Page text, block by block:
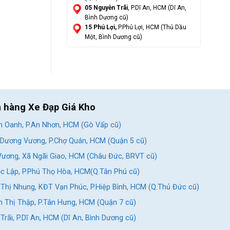
05 Nguyễn Trãi, P.Dĩ An, HCM (Dĩ An,
Bình Dương cũ)
15 Phú Lợi, P.Phú Lợi, HCM (Thủ Dầu
Một, Bình Dương cũ)
Xe Đạp Giá Kho
P.An Nhơn, HCM (Gò Vấp cũ)
Vương, P.Chợ Quán, HCM (Quận 5 cũ)
Xã Ngãi Giao, HCM (Châu Đức, BRVT cũ)
P.Phú Thọ Hòa, HCM(Q.Tân Phú cũ)
Nhung, KĐT Vạn Phúc, P.Hiệp Bình, HCM (Q.Thủ Đức cũ)
Thị Thập, P.Tân Hưng, HCM (Quận 7 cũ)
P.Dĩ An, HCM (Dĩ An, Bình Dương cũ)